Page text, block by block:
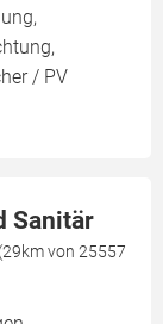
/ PV
Sanitär
von 25557